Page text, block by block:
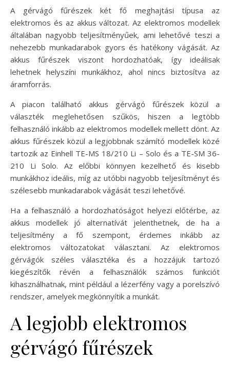
A gérvágó fűrészek két fő meghajtási típusa az
elektromos és az akkus változat. Az elektromos modellek
általában nagyobb teljesítményűek, ami lehetővé teszi a
nehezebb munkadarabok gyors és hatékony vágását. Az
akkus fűrészek viszont hordozhatóak, így ideálisak
lehetnek helyszíni munkákhoz, ahol nincs biztosítva az
áramforrás.
A piacon található akkus gérvágó fűrészek közül a
választék meglehetősen szűkös, hiszen a legtöbb
felhasználó inkább az elektromos modellek mellett dönt. Az
akkus fűrészek közül a legjobbnak számító modellek közé
tartozik az Einhell TE-MS 18/210 Li – Solo és a TE-SM 36-
210 Li Solo. Az előbbi könnyen kezelhető és kisebb
munkákhoz ideális, míg az utóbbi nagyobb teljesítményt és
szélesebb munkadarabok vágását teszi lehetővé.
Ha a felhasználó a hordozhatóságot helyezi előtérbe, az
akkus modellek jó alternatívát jelenthetnek, de ha a
teljesítmény a fő szempont, érdemes inkább az
elektromos változatokat választani. Az elektromos
gérvágók széles választéka és a hozzájuk tartozó
kiegészítők révén a felhasználók számos funkciót
kihasználhatnak, mint például a lézerfény vagy a porelszívó
rendszer, amelyek megkönnyítik a munkát.
A legjobb elektromos
gérvágó fűrészek